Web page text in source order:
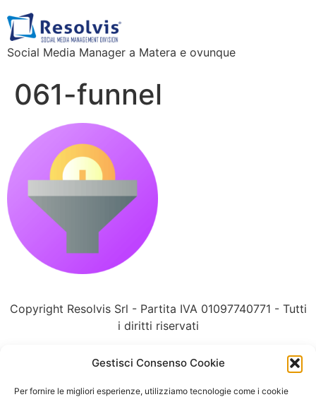
Gestisci Consenso Cookie
Per fornire le migliori esperienze, utilizziamo tecnologie come i cookie
Social Media Manager a Matera e ovunque
061-funnel
Copyright Resolvis Srl - Partita IVA 01097740771 - Tutti
i diritti riservati